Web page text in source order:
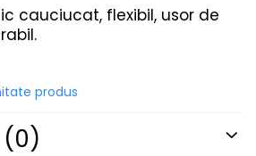
cauciucat, flexibil, usor de
produs
(0)